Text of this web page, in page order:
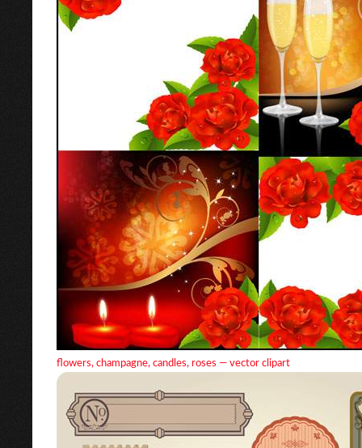
flowers, champagne, candles, roses — vector clipart